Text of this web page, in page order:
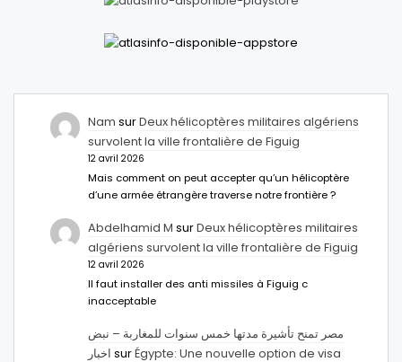
Nam surDeux hélicoptères militaires algériens
survolent la ville frontalière de Figuig
12 avril 2026
Mais comment on peut accepter qu’un hélicoptère
d’une armée étrangère traverse notre frontière ?
Abdelhamid M surDeux hélicoptères militaires
algériens survolent la ville frontalière de Figuig
12 avril 2026
Il faut installer des anti missiles à Figuig c
inacceptable
مصر تمنح تأشيرة مدتها خمس سنوات للمغاربة – نبض
اخبار surÉgypte: Une nouvelle option de visa